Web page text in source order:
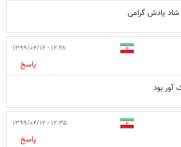
یادش گرامی
۱۲:۲۸ - ۱۳۹۹/۰۴/۱۲
پاسخ
بود
۱۲:۳۵ - ۱۳۹۹/۰۴/۱۲
پاسخ